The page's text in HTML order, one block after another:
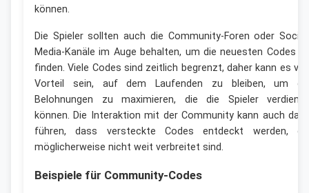
können.
Die Spieler sollten auch die Community-Foren oder
Media-Kanäle im Auge behalten, um die neuesten Codes
finden. Viele Codes sind zeitlich begrenzt, daher kann es
Vorteil sein, auf dem Laufenden zu bleiben, um
Belohnungen zu maximieren, die die Spieler
können. Die Interaktion mit der Community kann auch
führen, dass versteckte Codes entdeckt werden,
möglicherweise nicht weit verbreitet sind.
Beispiele für Community-Codes